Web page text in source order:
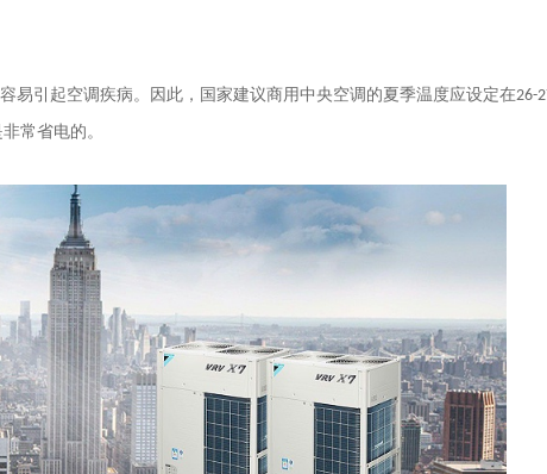
易引起空调疾病。因此，国家建议商用中央空调的夏季温度应设定在26-
常省电的。